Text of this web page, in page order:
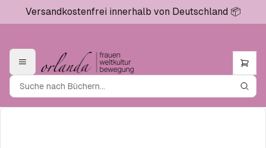
Versandkostenfrei innerhalb von Deutschland 📦